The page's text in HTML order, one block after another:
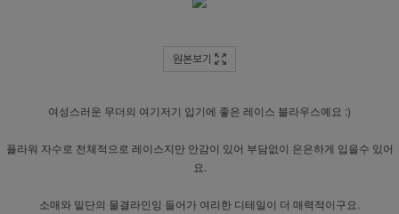
원본보기
여성스러운 무더의 여기저기 입기에 좋은 레이스 블라우스예요 :)
플라워 자수로 전체적으로 레이스지만 안감이 있어 부담없이 은은하게 입을수 있어
요.
소매와 밑단의 물결라인잉 들어가 여리한 디테일이 더 매력적이구요.